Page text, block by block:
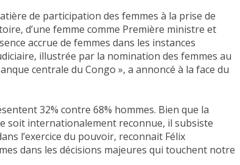
de participation des femmes à la prise de
d’une femme comme Première ministre et
accrue de femmes dans les instances
illustrée par la nomination des femmes au
centrale du Congo », a annoncé à la face du
32% contre 68% hommes. Bien que la
soit internationalement reconnue, il subsiste
l’exercice du pouvoir, reconnait Félix
dans les décisions majeures qui touchent notre